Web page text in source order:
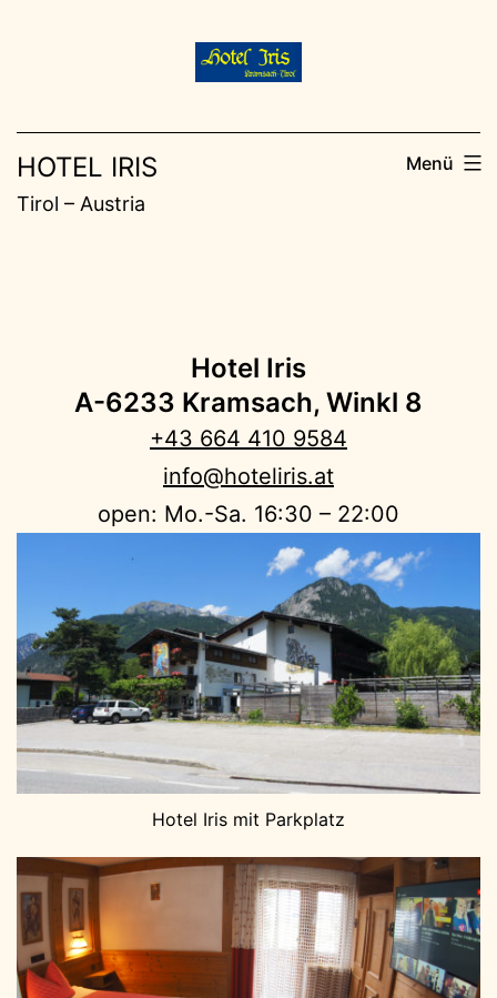
HOTEL IRIS
Tirol – Austria
Menü
Hotel Iris
A-6233 Kramsach, Winkl 8
+43 664 410 9584
info@hoteliris.at
open: Mo.-Sa. 16:30 – 22:00
Hotel Iris mit Parkplatz